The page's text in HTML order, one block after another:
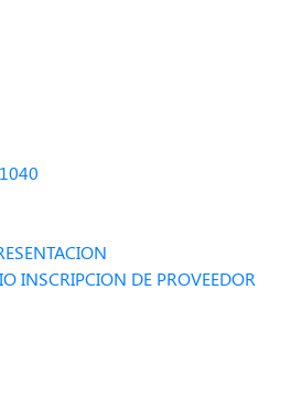
INSCRIPCION DE PROVEEDOR